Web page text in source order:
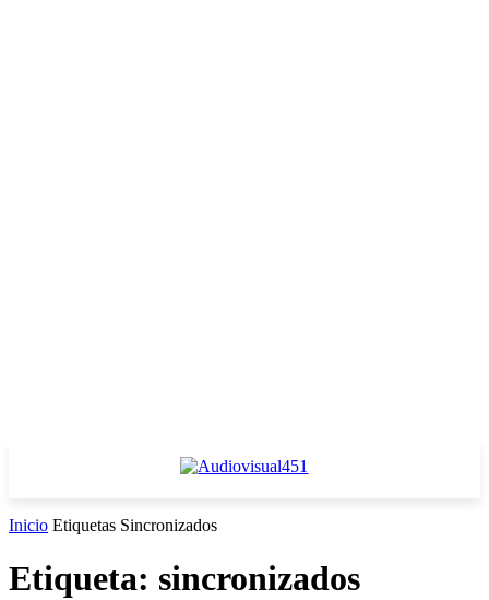
Inicio Etiquetas Sincronizados
Etiqueta: sincronizados